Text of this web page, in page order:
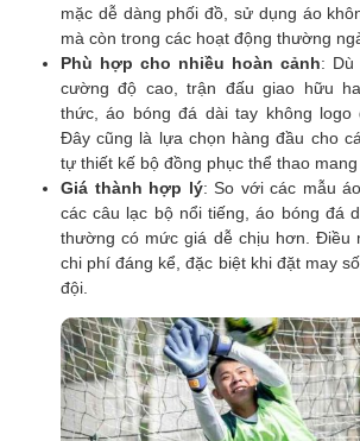
mặc dễ dàng phối đồ, sử dụng áo
mà còn trong các hoạt động thường
Phù hợp cho nhiều hoàn cảnh: Dù
cường độ cao, trận đấu giao hữu
thức, áo bóng đá dài tay không logo
Đây cũng là lựa chọn hàng đầu cho
tự thiết kế bộ đồng phục thể thao mang
Giá thành hợp lý: So với các mẫu
các câu lạc bộ nổi tiếng, áo bóng đá
thường có mức giá dễ chịu hơn. Điều
chi phí đáng kể, đặc biệt khi đặt may
đội.